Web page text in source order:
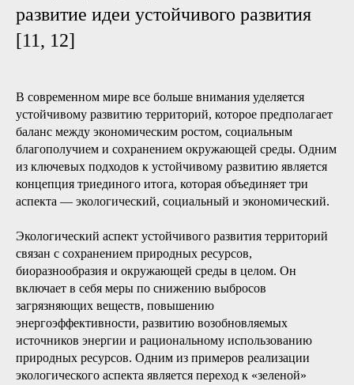
развитие идеи устойчивого развития
[11, 12]
В современном мире все больше внимания уделяется
устойчивому развитию территорий, которое предполагает
баланс между экономическим ростом, социальным
благополучием и сохранением окружающей среды. Одним
из ключевых подходов к устойчивому развитию является
концепция триединого итога, которая объединяет три
аспекта — экологический, социальный и экономический.
Экологический аспект устойчивого развития территорий
связан с сохранением природных ресурсов,
биоразнообразия и окружающей среды в целом. Он
включает в себя меры по снижению выбросов
загрязняющих веществ, повышению
энергоэффективности, развитию возобновляемых
источников энергии и рациональному использованию
природных ресурсов. Одним из примеров реализации
экологического аспекта является переход к «зеленой»